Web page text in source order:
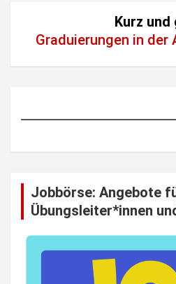
Kurz und
Graduierungen in der
Jobbörse: Angebote
Übungsleiter*innen